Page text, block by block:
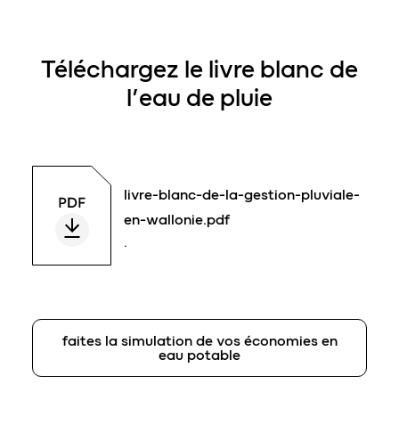
Téléchargez le livre blanc de
l’eau de pluie
livre-blanc-de-la-gestion-pluviale-
en-wallonie.pdf
.
faites la simulation de vos économies en
eau potable